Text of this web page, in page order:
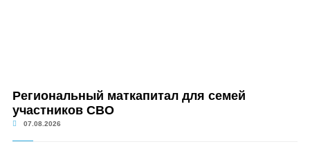
Региональный маткапитал для семей
участников СВО
07.08.2026